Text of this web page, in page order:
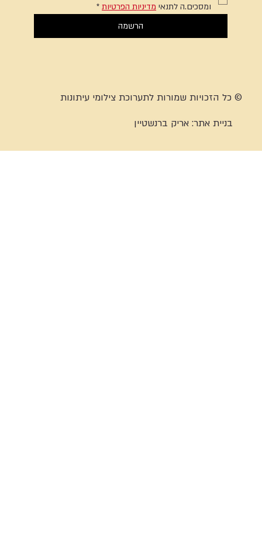
ומסכים.ה לתנאי מדיניות הפרטיות *
הרשמה
© כל הזכויות שמורות לתערוכת צילומי עיתונות
בניית אתר:אריק ברנשטיין